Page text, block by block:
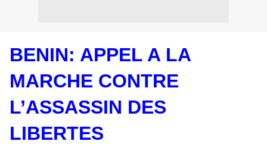
BENIN: APPEL A LA
MARCHE CONTRE
L’ASSASSIN DES
LIBERTES